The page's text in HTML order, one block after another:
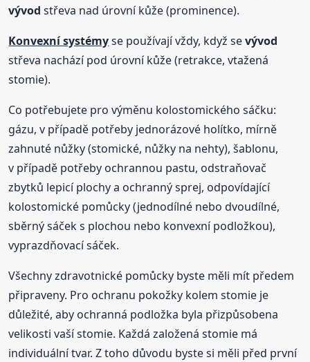
vývod střeva nad úrovní kůže (prominence).
Konvexní systémyse používají vždy, když sevývod
střeva nachází pod úrovní kůže (retrakce, vtažená
stomie).
Co potřebujete pro výměnu kolostomického sáčku:
gázu, v případě potřeby jednorázové holítko, mírně
zahnuté nůžky (stomické, nůžky na nehty), šablonu,
v případě potřeby ochrannou pastu, odstraňovač
zbytků lepicí plochy a ochranný sprej, odpovídající
kolostomické pomůcky (jednodílné nebo dvoudílné,
sběrný sáček s plochou nebo konvexní podložkou),
vyprazdňovací sáček.
Všechny zdravotnické pomůcky byste měli mít předem
připraveny. Pro ochranu pokožky kolem stomie je
důležité, aby ochranná podložka byla přizpůsobena
velikosti vaší stomie. Každá založená stomie má
individuální tvar. Z toho důvodu byste si měli před první